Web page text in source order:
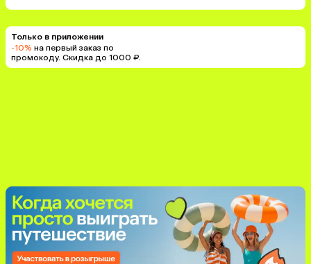
Только в приложении
-10% на первый заказ по
промокоду. Скидка до 1000 ₽.